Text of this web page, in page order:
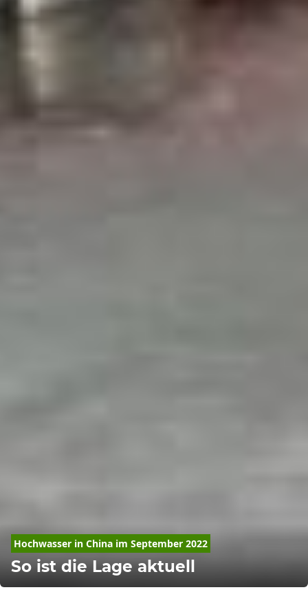
Hochwasser in China im September 2022
So ist die Lage aktuell